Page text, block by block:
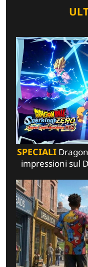
SPECIALI
impressioni sul